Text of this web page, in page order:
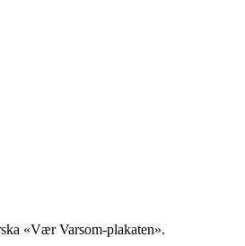
«Vær Varsom-plakaten».